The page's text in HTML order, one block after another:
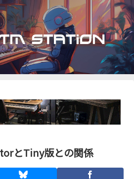
とTiny版との関係